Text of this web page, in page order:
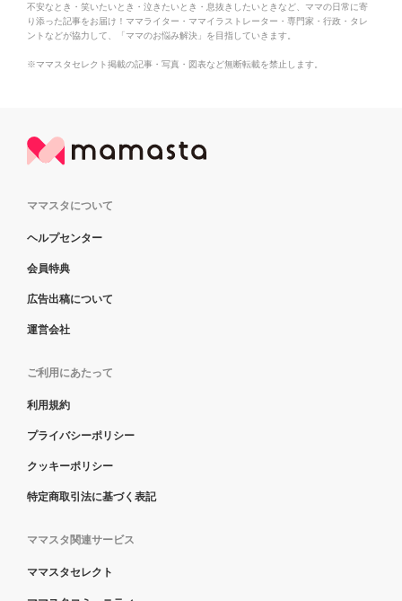
不安なとき・笑いたいとき・泣きたいとき・息抜きしたいときなど、ママの日常に寄
り添った記事をお届け！ママライター・ママイラストレーター・専門家・行政・タレ
ントなどが協力して、「ママのお悩み解決」を目指していきます。
※ママスタセレクト掲載の記事・写真・図表など無断転載を禁止します。
ママスタについて
ヘルプセンター
会員特典
広告出稿について
運営会社
ご利用にあたって
利用規約
プライバシーポリシー
クッキーポリシー
特定商取引法に基づく表記
ママスタ関連サービス
ママスタセレクト